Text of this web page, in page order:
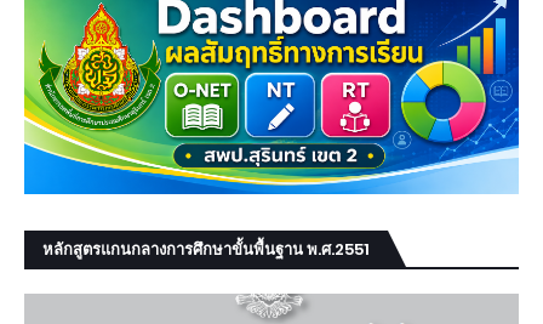
หลักสูตรแกนกลางการศึกษาขั้นพื้นฐาน พ.ศ.2551